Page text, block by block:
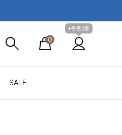
0
+쿠폰2종
SALE